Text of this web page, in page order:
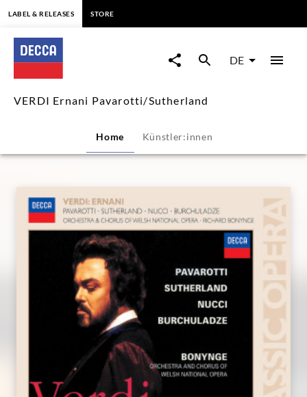
VERDI
Ernani
Pavarotti/Sutherland
Decca
Classics
LABEL & RELEASES STORE
DE
VERDI Ernani Pavarotti/Sutherland
Home Künstler:innen